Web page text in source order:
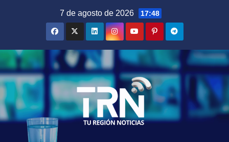
7 de agosto de 2026 17:48